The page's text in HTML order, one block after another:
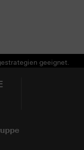
geeignet.